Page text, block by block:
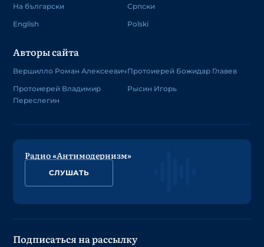
На български
English
Српски
Polski
Авторы сайта
Вершилло Роман Алексеевич
Протоиерей Владимир
Переслегин
Протоиерей Божидар Главев
Рысин Игорь
Радио «Антимодернизм»
СЛУШАТЬ
Подписаться на рассылку